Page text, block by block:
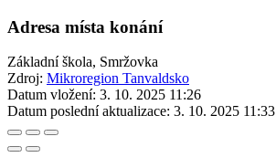
Adresa místa konání
Základní škola, Smržovka
Zdroj: Mikroregion Tanvaldsko
Datum vložení: 3. 10. 2025 11:26
Datum poslední aktualizace: 3. 10. 2025 11:33